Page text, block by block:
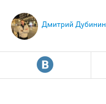
Дмитрий Дубинин
R